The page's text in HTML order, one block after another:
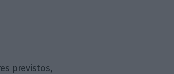
previstos,